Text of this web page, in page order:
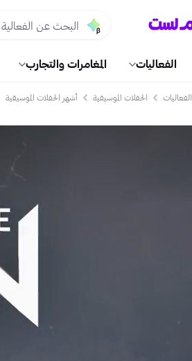
الفعاليات المغامرات والتجارب
الفعاليات الحفلات الموسيقية أشهر الحفلات الموسيقية